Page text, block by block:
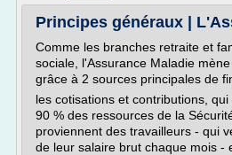
Principes généraux |
Comme les branches retraite et
sociale, l'Assurance Maladie
grâce à 2 sources principales de
les cotisations et contributions,
90 % des ressources de la
proviennent des travailleurs - qui
de leur salaire brut chaque mois -